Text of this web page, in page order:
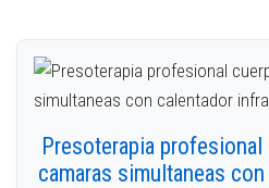
Presoterapia
camaras simultaneas